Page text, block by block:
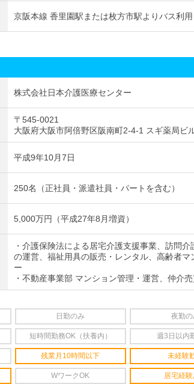
京阪本線 香里園駅または枚方市駅よりバス利
株式会社日本介護医療センター
〒545-0021
大阪府大阪市阿倍野区阪南町2-4-1 スギ薬局ビ
平成9年10月7日
250名（正社員・派遣社員・パートを含む）
5,000万円（平成27年8月増資）
・介護保険法による居宅介護支援事業、訪問
の運営、福祉用具の販売・レンタル、高齢者
ー
・不動産事業部 マンション管理・運営、仲介
日勤のみ 夜勤の
短時間勤務OK（扶養内） 週3日以内
残業月10時間以下 未経験
WワークOK 居宅経験